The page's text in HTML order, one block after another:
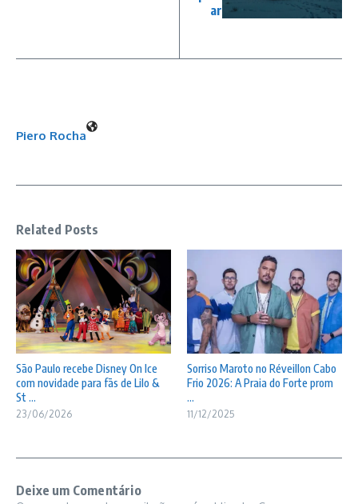
ar
Piero Rocha
Related Posts
São Paulo recebe Disney On Ice
com novidade para fãs de Lilo &
St ...
23/06/2026
Sorriso Maroto no Réveillon Cabo
Frio 2026: A Praia do Forte prom
...
11/12/2025
Deixe um Comentário